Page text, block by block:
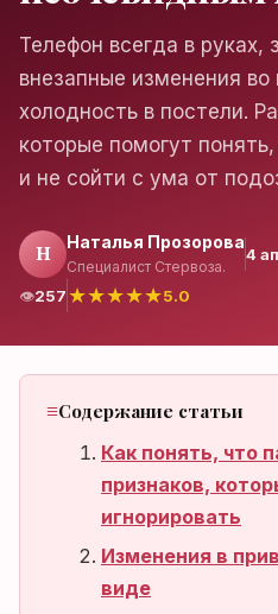
Войти
Войти через
Нет аккаунта?
Телефон всегда в руках,
внезапные изменения
холодность в постели.
которые помогут
и не сойти с ума от
Н Наталья Прозорова
Специалист Стервоза.
4
👁257★★★★★5.0
Содержание статьи
Как понять, что
признаков,
игнорировать
Изменения в
виде